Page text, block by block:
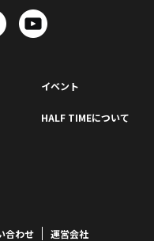
イベント
HALF TIMEについて
合わせ 運営会社